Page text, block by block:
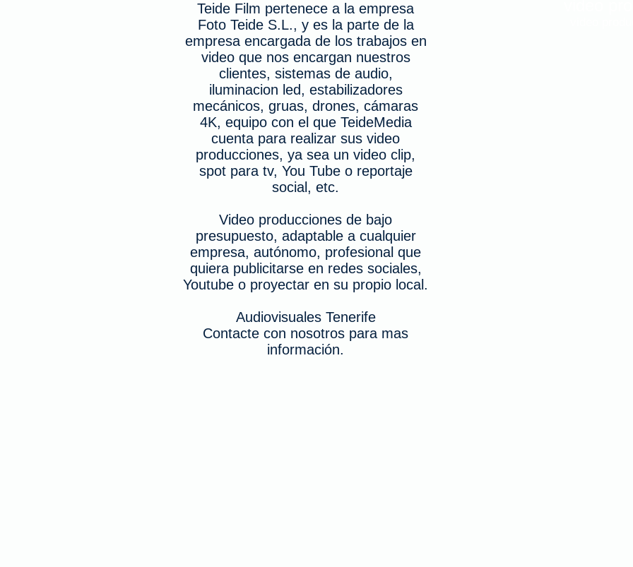
Teide Film pertenece a la empresa
Foto Teide S.L., y es la parte de la
empresa encargada de los trabajos en
video que nos encargan nuestros
clientes, sistemas de audio,
iluminacion led, estabilizadores
mecánicos, gruas, drones, cámaras
4K, equipo con el que TeideMedia
cuenta para realizar sus video
producciones, ya sea un video clip,
spot para tv, You Tube o reportaje
social, etc.
Video producciones de bajo
presupuesto, adaptable a cualquier
empresa, autónomo, profesional que
quiera publicitarse en redes sociales,
Youtube o proyectar en su propio local.
Audiovisuales Tenerife
Contacte con nosotros para mas
información.